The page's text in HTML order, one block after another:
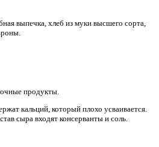
выпечка, хлеб из муки высшего сорта,
продукты.
кальций, который плохо усваивается.
сыра входят консерванты и соль.